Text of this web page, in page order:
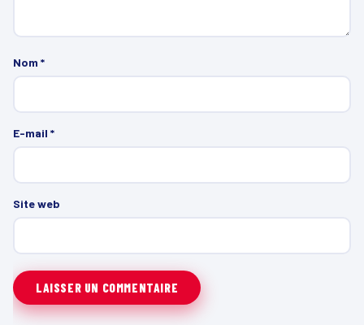
Nom *
E-mail *
Site web